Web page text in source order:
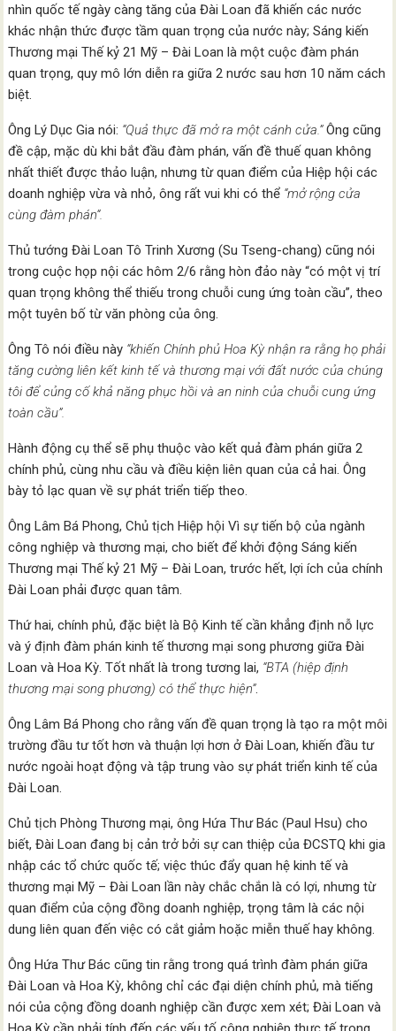
nhìn quốc tế ngày càng tăng của Đài Loan đã khiến các nước
khác nhận thức được tầm quan trọng của nước này; Sáng kiến ​​
Thương mại Thế kỷ 21 Mỹ – Đài Loan là một cuộc đàm phán
quan trọng, quy mô lớn diễn ra giữa 2 nước sau hơn 10 năm cách
biệt.
Ông Lý Dục Gia nói: “Quả thực đã mở ra một cánh cửa.”Ông cũng
đề cập, mặc dù khi bắt đầu đàm phán, vấn đề thuế quan không
nhất thiết được thảo luận, nhưng từ quan điểm của Hiệp hội các
doanh nghiệp vừa và nhỏ, ông rất vui khi có thể “mở rộng cửa
cùng đàm phán“.
Thủ tướng Đài Loan Tô Trinh Xương (Su Tseng-chang) cũng nói
trong cuộc họp nội các hôm 2/6 rằng hòn đảo này “có một vị trí
quan trọng không thể thiếu trong chuỗi cung ứng toàn cầu”, theo
một tuyên bố từ văn phòng của ông.
Ông Tô nói điều này “khiến Chính phủ Hoa Kỳ nhận ra rằng họ phải
tăng cường liên kết kinh tế và thương mại với đất nước của chúng
tôi để củng cố khả năng phục hồi và an ninh của chuỗi cung ứng
toàn cầu”.
Hành động cụ thể sẽ phụ thuộc vào kết quả đàm phán giữa 2
chính phủ, cùng nhu cầu và điều kiện liên quan của cả hai. Ông
bày tỏ lạc quan về sự phát triển tiếp theo.
Ông Lâm Bá Phong, Chủ tịch Hiệp hội Vì sự tiến bộ của ngành
công nghiệp và thương mại, cho biết để khởi động Sáng kiến ​​
Thương mại Thế kỷ 21 Mỹ – Đài Loan, trước hết, lợi ích của chính
Đài Loan phải được quan tâm.
Thứ hai, chính phủ, đặc biệt là Bộ Kinh tế cần khẳng định nỗ lực
và ý định đàm phán kinh tế thương mại song phương giữa Đài
Loan và Hoa Kỳ. Tốt nhất là trong tương lai, “BTA (hiệp định
thương mại song phương) có thể thực hiện”.
Ông Lâm Bá Phong cho rằng vấn đề quan trọng là tạo ra một môi
trường đầu tư tốt hơn và thuận lợi hơn ở Đài Loan, khiến đầu tư
nước ngoài hoạt động và tập trung vào sự phát triển kinh tế của
Đài Loan.
Chủ tịch Phòng Thương mại, ông Hứa Thư Bác (Paul Hsu) cho
biết, Đài Loan đang bị cản trở bởi sự can thiệp của ĐCSTQ khi gia
nhập các tổ chức quốc tế; việc thúc đẩy quan hệ kinh tế và
thương mại Mỹ – Đài Loan lần này chắc chắn là có lợi, nhưng từ
quan điểm của cộng đồng doanh nghiệp, trọng tâm là các nội
dung liên quan đến việc có cắt giảm hoặc miễn thuế hay không.
Ông Hứa Thư Bác cũng tin rằng trong quá trình đàm phán giữa
Đài Loan và Hoa Kỳ, không chỉ các đại diện chính phủ, mà tiếng
nói của cộng đồng doanh nghiệp cần được xem xét; Đài Loan và